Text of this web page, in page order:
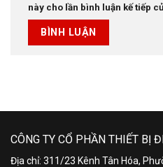
này cho lần bình luận kế tiếp
CÔNG TY CỔ PHẦN THIẾT BỊ
Địa chỉ: 311/23 Kênh Tân Hóa,